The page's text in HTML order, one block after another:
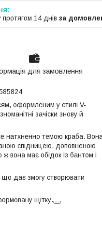
14 днів за
для замовлення
оформленим у стилі V-
зачіски знову й
натхненно темою краба.
спідницею, доповненою
вона має обідок із бантом і
що дає змогу створювати
щітку.